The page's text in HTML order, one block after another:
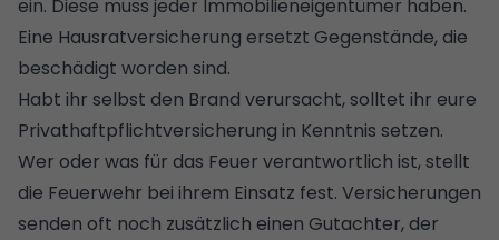
ein. Diese muss jeder Immobilieneigentümer haben.
Eine Hausratversicherung ersetzt Gegenstände, die
beschädigt worden sind.
Habt ihr selbst den Brand verursacht, solltet ihr eure
Privathaftpflichtversicherung in Kenntnis setzen.
Wer oder was für das Feuer verantwortlich ist, stellt
die Feuerwehr bei ihrem Einsatz fest. Versicherungen
senden oft noch zusätzlich einen Gutachter, der